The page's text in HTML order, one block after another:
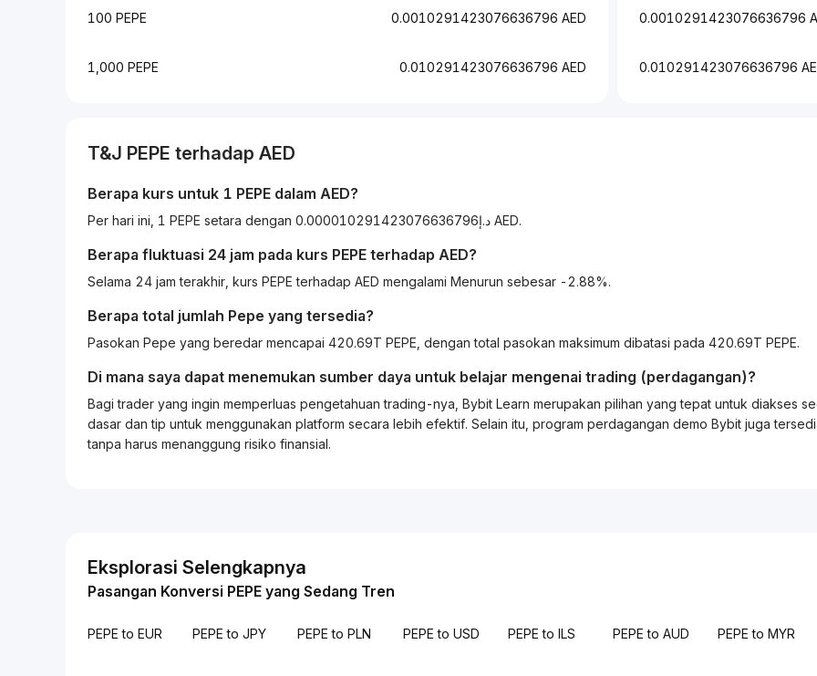
100 PEPE 0.0010291423076636796 AED
1,000 PEPE 0.010291423076636796 AED
0.0010291423076636796
0.010291423076636796
T&J PEPE terhadap AED
Berapa kurs untuk 1 PEPE dalam AED?
Per hari ini, 1 PEPE setara dengan د.إ0.000010291423076636796 AED.
Berapa fluktuasi 24 jam pada kurs PEPE terhadap AED?
Selama 24 jam terakhir, kurs PEPE terhadap AED mengalami Menurun sebesar -2.88%.
Berapa total jumlah Pepe yang tersedia?
Pasokan Pepe yang beredar mencapai 420.69T PEPE, dengan total pasokan maksimum dibatasi pada 420.69T PEPE.
Di mana saya dapat menemukan sumber daya untuk belajar mengenai trading (perdagangan)?
Bagi trader yang ingin memperluas pengetahuantrading-nya, Bybit Learn merupakan pilihan yang tepat untuk diakses
dasar dan tip untuk menggunakan platform secara lebih efektif. Selain itu, program perdagangan demo Bybit juga
tanpa harus menanggung risiko finansial.
Eksplorasi Selengkapnya
Pasangan Konversi PEPE yang Sedang Tren
PEPE to EUR PEPE to JPY PEPE to PLN PEPE to USD PEPE to ILS PEPE to AUD PEPE to MYR